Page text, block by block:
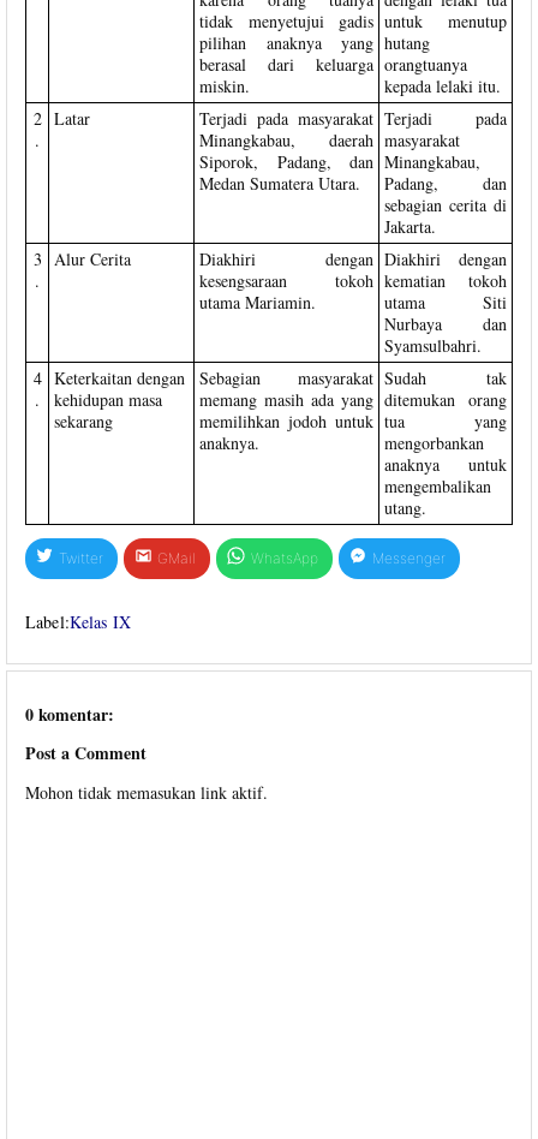
tidak menyetujui gadis
pilihan anaknya yang
berasal dari keluarga
miskin.
untuk menutup
hutang
orangtuanya
kepada lelaki itu.
2
.
Latar
Terjadi pada masyarakat
Minangkabau, daerah
Siporok, Padang, dan
Medan Sumatera Utara.
Terjadi pada
masyarakat
Minangkabau,
Padang, dan
sebagian cerita di
Jakarta.
3
.
Alur Cerita
Diakhiri dengan
kesengsaraan tokoh
utama Mariamin.
Diakhiri dengan
kematian tokoh
utama Siti
Nurbaya dan
Syamsulbahri.
4
.
Keterkaitan dengan
kehidupan masa
sekarang
Sebagian masyarakat
memang masih ada yang
memilihkan jodoh untuk
anaknya.
Sudah tak
ditemukan orang
tua yang
mengorbankan
anaknya untuk
mengembalikan
utang.
Twitter GMail WhatsApp Messenger
Label:Kelas IX
0 komentar:
Post a Comment
Mohon tidak memasukan link aktif.